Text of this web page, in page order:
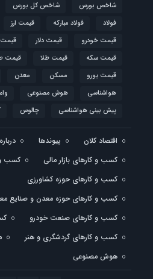
شاخص بورس
شاخص کل بورس
فولاد
فولاد مبارکه قیمت ارز
قیمت خودرو
قیمت دلار
قیمت
قیمت سکه
قیمت طلا قیمت
قیمت یورو
مسکن معدن
هواشناسی
هوش مصنوعی
پیش بینی هواشناسی
چالوس
اقتصاد کلان پیوندها
کسب و کارهای بازار مالی
کسب و
کسب و کارهای حوزه کشاورزی
کسب و کارهای حوزه معدن و صنایع
کسب و کارهای صنعت خودرو
کسب و کارهای گردشگری و هنر
هوش مصنوعی